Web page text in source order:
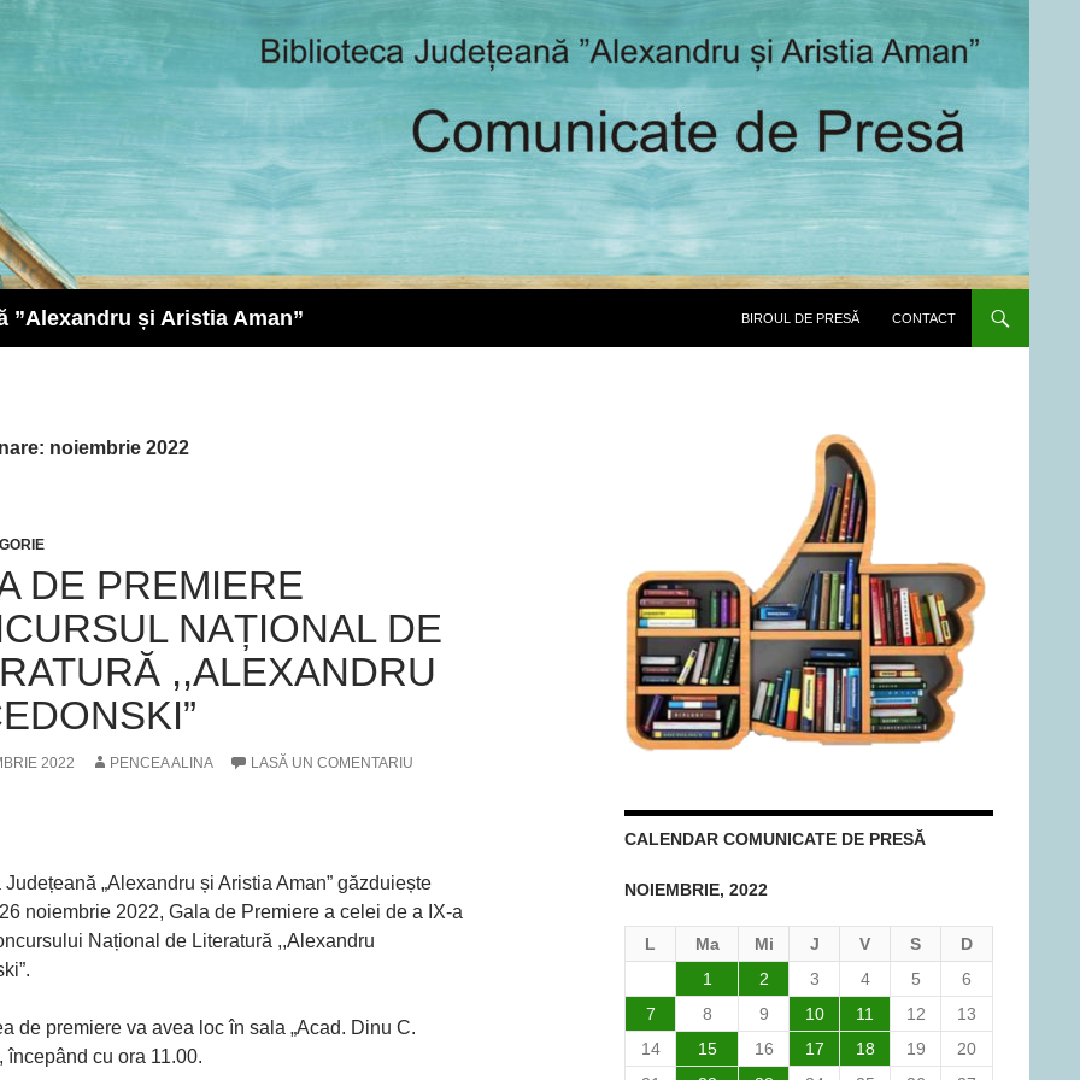
”Alexandru și Aristia Aman”
BIROUL DE PRESĂ
CONTACT
noiembrie 2022
DE PREMIERE
NAȚIONAL DE
,,ALEXANDRU
2022 PENCEA ALINA LASĂ UN COMENTARIU
„Alexandru și Aristia Aman” găzduiește
noiembrie 2022, Gala de Premiere a celei de a IX-a
Național de Literatură ,,Alexandru
de premiere va avea loc în sala „Acad. Dinu C.
începând cu ora 11.00.
CALENDAR COMUNICATE DE PRESĂ
NOIEMBRIE, 2022
L Ma Mi J V S D
1 2 3 4 5
6
7
8 9 10 11 12
13
14
15 16 17 18 19
20